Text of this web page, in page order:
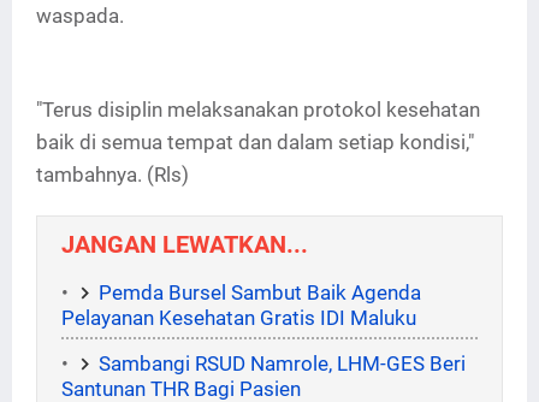
waspada.
"Terus disiplin melaksanakan protokol kesehatan
baik di semua tempat dan dalam setiap kondisi,"
tambahnya. (Rls)
JANGAN LEWATKAN...
Pemda Bursel Sambut Baik Agenda
Pelayanan Kesehatan Gratis IDI Maluku
Sambangi RSUD Namrole, LHM-GES Beri
Santunan THR Bagi Pasien